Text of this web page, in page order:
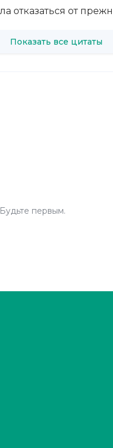
отказаться от
Показать все цитаты
первым.